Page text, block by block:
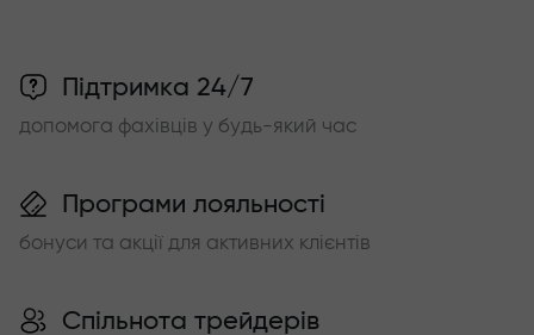
Підтримка 24/7
допомога фахівців у будь-який час
Програми лояльності
бонуси та акції для активних клієнтів
Спільнота трейдерів